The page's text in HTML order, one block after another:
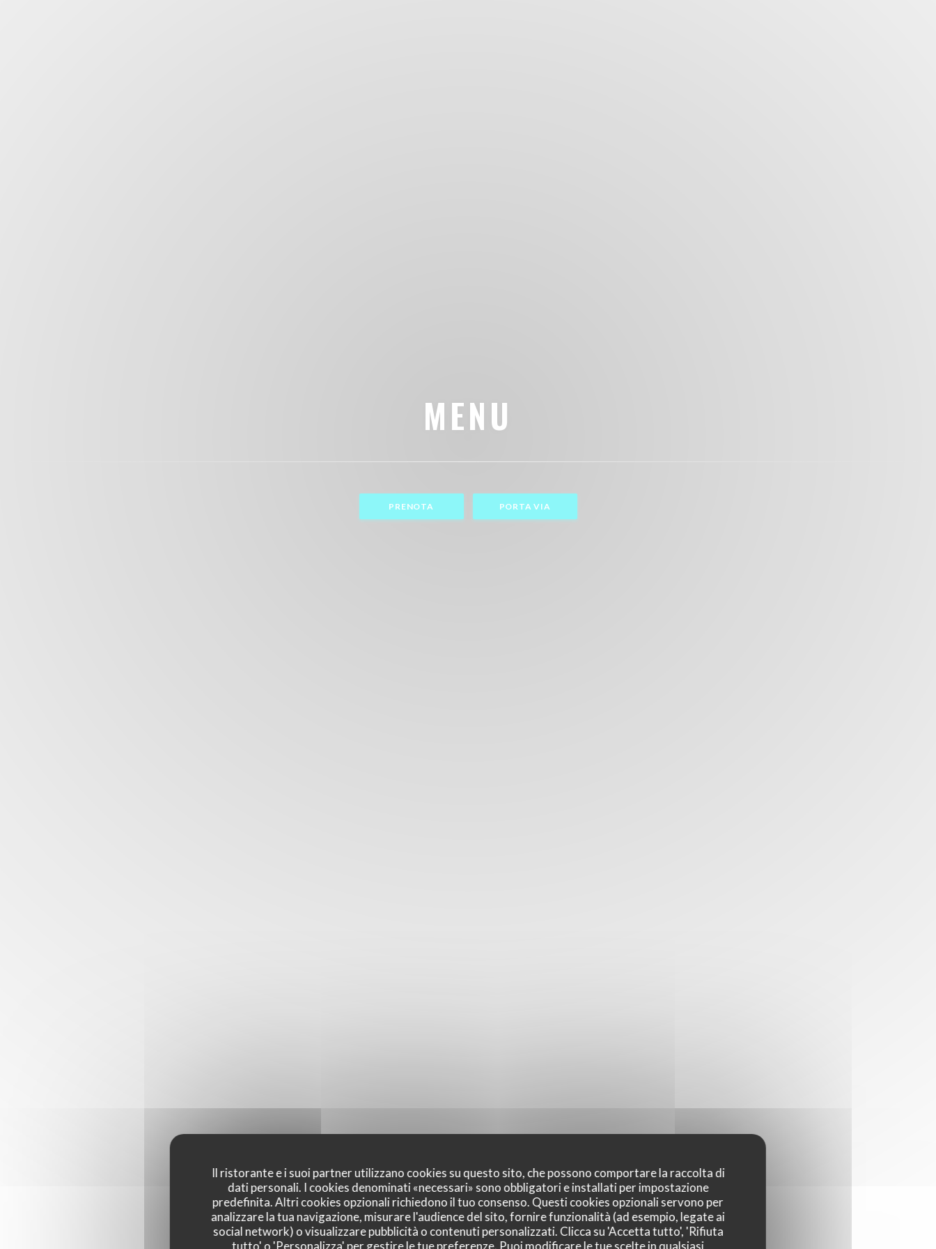
Il ristorante e i suoi partner utilizzano cookies su questo sito, che possono comportare la raccolta di
dati personali. I cookies denominati «necessari» sono obbligatori e installati per impostazione
predefinita. Altri cookies opzionali richiedono il tuo consenso. Questi cookies opzionali servono per
analizzare la tua navigazione, misurare l'audience del sito, fornire funzionalità (ad esempio, legate ai
social network) o visualizzare pubblicità o contenuti personalizzati. Clicca su 'Accetta tutto', 'Rifiuta
tutto' o 'Personalizza' per gestire le tue preferenze. Puoi modificare le tue scelte in qualsiasi
MENU
PRENOTA PORTA VIA